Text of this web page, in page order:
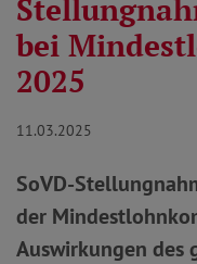
bei
2025
11.03.2025
SoVD-
der
Auswirkungen des